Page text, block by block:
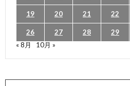
19 20 21 22
26 27 28 29
« 8月
10月 »